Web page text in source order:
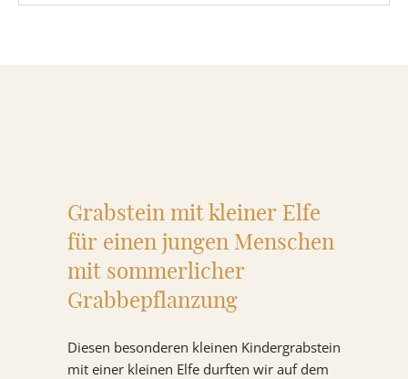
ÜBER UNS
VIDEOS
RATGEBER
KONTAKT
Grabstein mit kleiner Elfe
für einen jungen Menschen
mit sommerlicher
Grabbepflanzung
Diesen besonderen kleinen Kindergrabstein
mit einer kleinen Elfe durften wir auf dem